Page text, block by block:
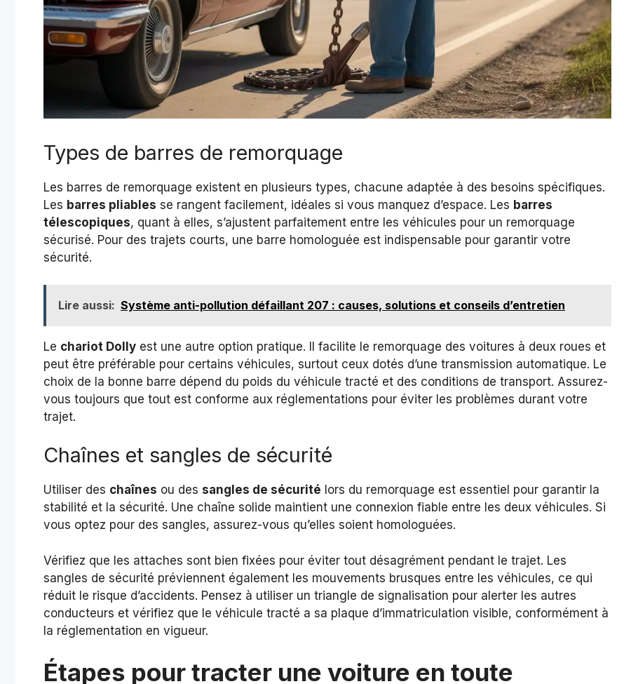
Types de barres de remorquage
Les barres de remorquage existent en plusieurs types, chacune adaptée à des besoins spécifiques.
Les barres pliables se rangent facilement, idéales si vous manquez d’espace. Les barres
télescopiques, quant à elles, s’ajustent parfaitement entre les véhicules pour un remorquage
sécurisé. Pour des trajets courts, une barre homologuée est indispensable pour garantir votre
sécurité.
Lire aussi: Système anti-pollution défaillant 207 : causes, solutions et conseils d’entretien
Le chariot Dolly est une autre option pratique. Il facilite le remorquage des voitures à deux roues et
peut être préférable pour certains véhicules, surtout ceux dotés d’une transmission automatique. Le
choix de la bonne barre dépend du poids du véhicule tracté et des conditions de transport. Assurez-
vous toujours que tout est conforme aux réglementations pour éviter les problèmes durant votre
trajet.
Chaînes et sangles de sécurité
Utiliser des chaînes ou des sangles de sécurité lors du remorquage est essentiel pour garantir la
stabilité et la sécurité. Une chaîne solide maintient une connexion fiable entre les deux véhicules. Si
vous optez pour des sangles, assurez-vous qu’elles soient homologuées.
Vérifiez que les attaches sont bien fixées pour éviter tout désagrément pendant le trajet. Les
sangles de sécurité préviennent également les mouvements brusques entre les véhicules, ce qui
réduit le risque d’accidents. Pensez à utiliser un triangle de signalisation pour alerter les autres
conducteurs et vérifiez que le véhicule tracté a sa plaque d’immatriculation visible, conformément à
la réglementation en vigueur.
Étapes pour tracter une voiture en toute